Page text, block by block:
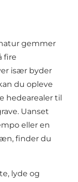
gemmer
fire
især byder
du opleve
hedearealer til
Uanset
eller en
finder du
lyde og